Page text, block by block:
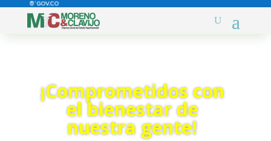
¡Comprometidos con
el bienestar de
nuestra gente!